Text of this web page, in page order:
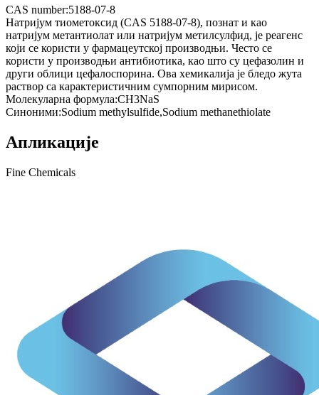
CAS number:5188-07-8
Натријум тиометоксид (CAS 5188-07-8), познат и као
натријум метантиолат или натријум метилсулфид, је реагенс
који се користи у фармацеутској производњи. Често се
користи у производњи антибиотика, као што су цефазолин и
други облици цефалоспорина. Ова хемикалија је бледо жута
раствор са карактеристичним сумпорним мирисом.
Молекуларна формула:CH3NaS
Синоними:Sodium methylsulfide,Sodium methanethiolate
Апликације
Fine Chemicals